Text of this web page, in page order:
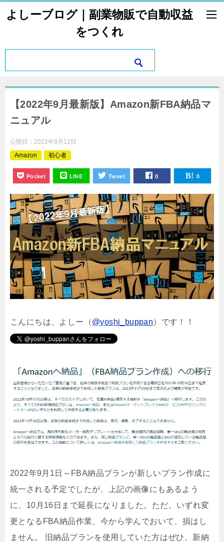
よしーブログ｜副業物販で自動収益
をつくれ
【2022年9月最新版】Amazon新FBA納品マ
ニュアル
公開日： 2022年9月12日
Amazon
初心者
Pocket LINE Tweet 0 0
こんにちは、よしー（@yoshi_buppan）です！！
2022年9月1日～FBA納品プランが新しいプラン作成に
統一される予定でしたが、上記の画像にもあるよう
に、10月16日まで延長になりました。ただ、いずれ変
更となるFBA納品作業、今から学んでおいて、損はし
ません。 旧納品プランを使用していた方はぜひ、新納